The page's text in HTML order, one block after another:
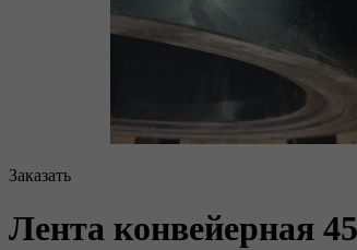
Заказать
Лента конвейерная